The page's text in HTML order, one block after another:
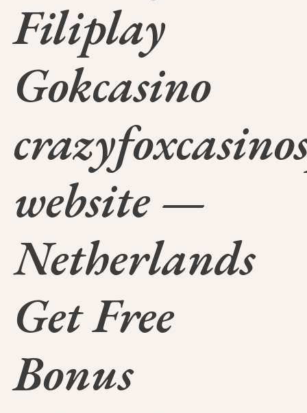
Filiplay
Gokcasino
website —
Netherlands
Get Free
Bonus